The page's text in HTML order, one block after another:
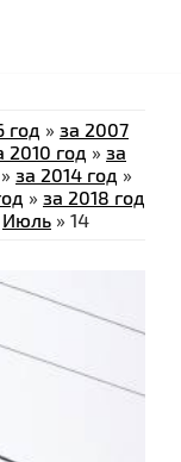
год » за 2007
2010 год » за
» за 2014 год »
» за 2018 год
Июль » 14